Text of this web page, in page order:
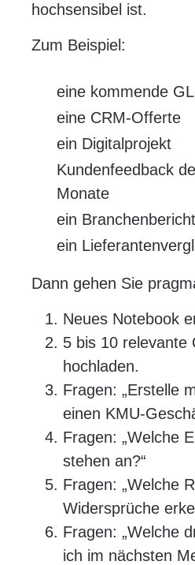
hochsensibel ist.
Zum Beispiel:
eine kommende
eine CRM-Offerte
ein Digitalprojekt
Kundenfeedback
Monate
ein Branchenbericht
ein
Dann gehen Sie
Neues Notebook
5 bis 10 relevante
hochladen.
Fragen: „Erstelle
einen KMU-
Fragen: „Welche
stehen an?“
Fragen: „Welche
Widersprüche
Fragen: „Welche
ich im nächsten